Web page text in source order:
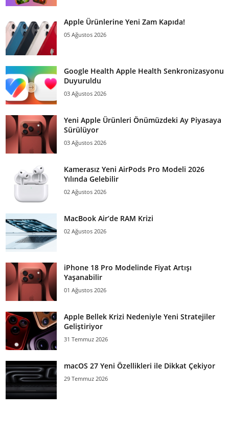
Apple Ürünlerine Yeni Zam Kapıda!
05 Ağustos 2026
Google Health Apple Health Senkronizasyonu
Duyuruldu
03 Ağustos 2026
Yeni Apple Ürünleri Önümüzdeki Ay Piyasaya
Sürülüyor
03 Ağustos 2026
Kamerasız Yeni AirPods Pro Modeli 2026
Yılında Gelebilir
02 Ağustos 2026
MacBook Air’de RAM Krizi
02 Ağustos 2026
iPhone 18 Pro Modelinde Fiyat Artışı
Yaşanabilir
01 Ağustos 2026
Apple Bellek Krizi Nedeniyle Yeni Stratejiler
Geliştiriyor
31 Temmuz 2026
macOS 27 Yeni Özellikleri ile Dikkat Çekiyor
29 Temmuz 2026